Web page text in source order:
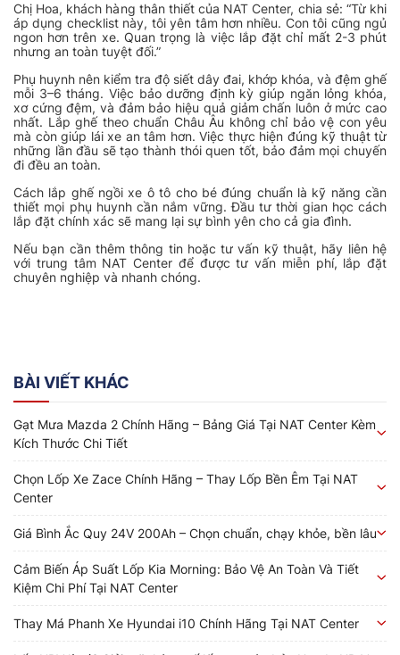
Chị Hoa, khách hàng thân thiết của NAT Center, chia sẻ: “Từ khi
áp dụng checklist này, tôi yên tâm hơn nhiều. Con tôi cũng ngủ
ngon hơn trên xe. Quan trọng là việc lắp đặt chỉ mất 2-3 phút
nhưng an toàn tuyệt đối.”
Phụ huynh nên kiểm tra độ siết dây đai, khớp khóa, và đệm ghế
mỗi 3–6 tháng. Việc bảo dưỡng định kỳ giúp ngăn lỏng khóa,
xơ cứng đệm, và đảm bảo hiệu quả giảm chấn luôn ở mức cao
nhất. Lắp ghế theo chuẩn Châu Âu không chỉ bảo vệ con yêu
mà còn giúp lái xe an tâm hơn. Việc thực hiện đúng kỹ thuật từ
những lần đầu sẽ tạo thành thói quen tốt, bảo đảm mọi chuyến
đi đều an toàn.
Cách lắp ghế ngồi xe ô tô cho bé đúng chuẩn là kỹ năng cần
thiết mọi phụ huynh cần nắm vững. Đầu tư thời gian học cách
lắp đặt chính xác sẽ mang lại sự bình yên cho cả gia đình.
Nếu bạn cần thêm thông tin hoặc tư vấn kỹ thuật, hãy liên hệ
với trung tâm NAT Center để được tư vấn miễn phí, lắp đặt
chuyên nghiệp và nhanh chóng.
BÀI VIẾT KHÁC
Gạt Mưa Mazda 2 Chính Hãng – Bảng Giá Tại NAT Center Kèm
Kích Thước Chi Tiết
Chọn Lốp Xe Zace Chính Hãng – Thay Lốp Bền Êm Tại NAT
Center
Giá Bình Ắc Quy 24V 200Ah – Chọn chuẩn, chạy khỏe, bền lâu
Cảm Biến Áp Suất Lốp Kia Morning: Bảo Vệ An Toàn Và Tiết
Kiệm Chi Phí Tại NAT Center
Thay Má Phanh Xe Hyundai i10 Chính Hãng Tại NAT Center